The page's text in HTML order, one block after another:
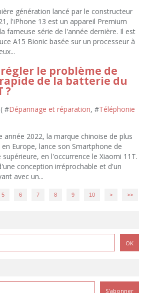
génération lancé par le constructeur
l'iPhone 13 est un appareil Premium
fameuse série de l'année dernière. Il est
A15 Bionic basée sur un processeur à
le problème de
de la batterie du
?
#Dépannage et réparation, #Téléphonie
année 2022, la marque chinoise de plus
Europe, lance son Smartphone de
en l'occurrence le Xiaomi 11T.
conception irréprochable et d'un
avec un...
5 6 7 8 9 10 > >>